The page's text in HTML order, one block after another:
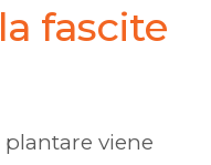
fascite
viene